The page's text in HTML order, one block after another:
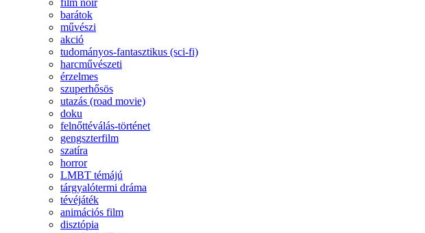
film noir
barátok
művészi
akció
tudományos-fantasztikus (sci-fi)
harcművészeti
érzelmes
szuperhősös
utazás (road movie)
doku
felnőttéválás-történet
gengszterfilm
szatíra
horror
LMBT témájú
tárgyalótermi dráma
tévéjáték
animációs film
disztópia